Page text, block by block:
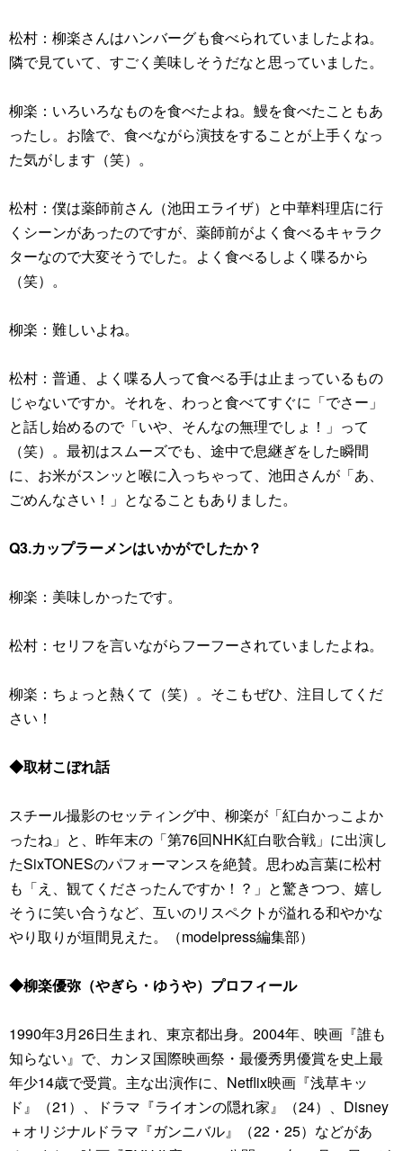
松村：柳楽さんはハンバーグも食べられていましたよね。
隣で見ていて、すごく美味しそうだなと思っていました。
柳楽：いろいろなものを食べたよね。鰻を食べたこともあ
ったし。お陰で、食べながら演技をすることが上手くなっ
た気がします（笑）。
松村：僕は薬師前さん（池田エライザ）と中華料理店に行
くシーンがあったのですが、薬師前がよく食べるキャラク
ターなので大変そうでした。よく食べるしよく喋るから
（笑）。
柳楽：難しいよね。
松村：普通、よく喋る人って食べる手は止まっているもの
じゃないですか。それを、わっと食べてすぐに「でさー」
と話し始めるので「いや、そんなの無理でしょ！」って
（笑）。最初はスムーズでも、途中で息継ぎをした瞬間
に、お米がスンッと喉に入っちゃって、池田さんが「あ、
ごめんなさい！」となることもありました。
Q3.カップラーメンはいかがでしたか？
柳楽：美味しかったです。
松村：セリフを言いながらフーフーされていましたよね。
柳楽：ちょっと熱くて（笑）。そこもぜひ、注目してくだ
さい！
◆取材こぼれ話
スチール撮影のセッティング中、柳楽が「紅白かっこよか
ったね」と、昨年末の「第76回NHK紅白歌合戦」に出演し
たSixTONESのパフォーマンスを絶賛。思わぬ言葉に松村
も「え、観てくださったんですか！？」と驚きつつ、嬉し
そうに笑い合うなど、互いのリスペクトが溢れる和やかな
やり取りが垣間見えた。（modelpress編集部）
◆柳楽優弥（やぎら・ゆうや）プロフィール
1990年3月26日生まれ、東京都出身。2004年、映画『誰も
知らない』で、カンヌ国際映画祭・最優秀男優賞を史上最
年少14歳で受賞。主な出演作に、Netflix映画『浅草キッ
ド』（21）、ドラマ『ライオンの隠れ家』（24）、Disney
＋オリジナルドラマ『ガンニバル』（22・25）などがあ